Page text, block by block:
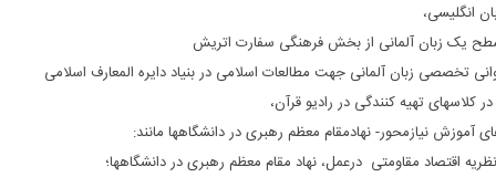
انگلیسی،
یک زبان آلمانی از بخش فرهنگی سفارت اتریش
تخصصی زبان آلمانی جهت مطالعات اسلامی در بنیاد دایره المعارف اسلامی
کلاسهای تهیه کنندگی در رادیو قرآن،
آموزش نیازمحور- نهادمقام معظم رهبری در دانشگاهها مانند:
اقتصاد مقاومتی درعمل، نهاد مقام معظم رهبری در دانشگاهها؛